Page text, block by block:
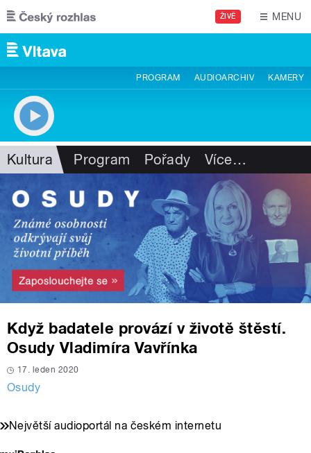
Přejít k hlavnímu obsahu
ŽIVĚ MENU
PROGRAM AUDIOARCHIV KAMERY
Kultura Program Pořady Více…
Když badatele provází v životě štěstí.
Osudy Vladimíra Vavřínka
17. leden 2020
Osudy
Největší audioportál na českém internetu